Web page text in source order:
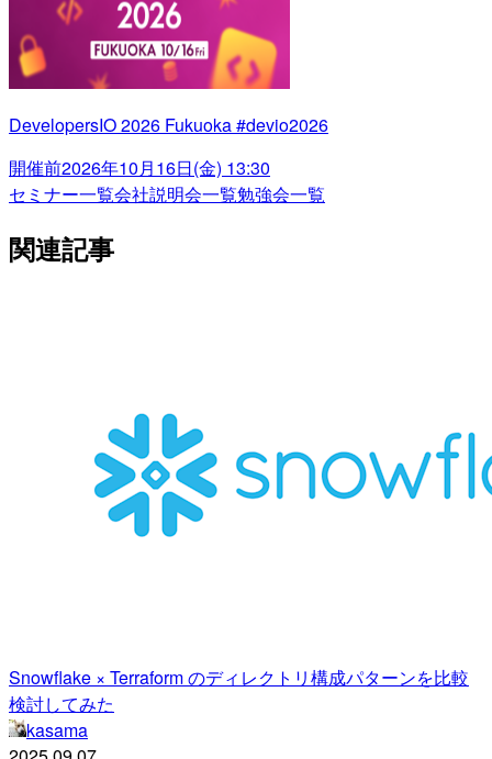
DevelopersIO 2026 Fukuoka #devio2026
開催前2026年10月16日(金) 13:30
セミナー一覧会社説明会一覧勉強会一覧
関連記事
Snowflake × Terraform のディレクトリ構成パターンを比較
検討してみた
kasama